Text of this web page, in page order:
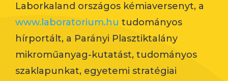
Laborkaland országos kémiaversenyt, a
www.laboratorium.hu tudományos
hírportált, a Parányi Plasztiktalány
mikroműanyag-kutatást, tudományos
szaklapunkat, egyetemi stratégiai